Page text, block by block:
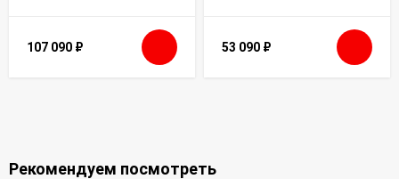
107 090 ₽ 53 090 ₽
Рекомендуем посмотреть